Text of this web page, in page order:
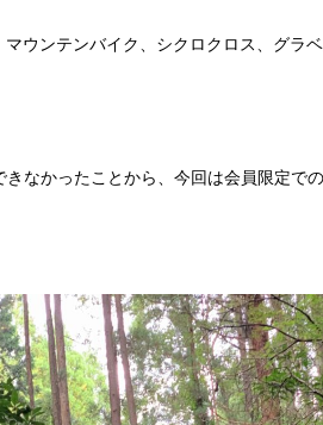
ウンテンバイク、シクロクロス、グラ
なかったことから、今回は会員限定で